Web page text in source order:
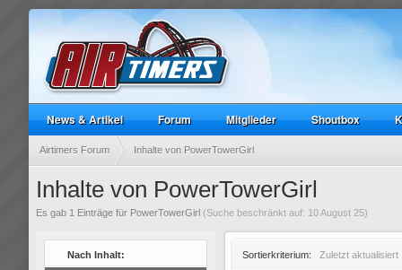
News & Artikel Forum Mitglieder Shoutbox
Airtimers Forum Inhalte von PowerTowerGirl
Inhalte von PowerTowerGirl
Es gab 1 Einträge für PowerTowerGirl (Suche beschränkt auf: 10 August 25)
Nach Inhalt: Sortierkriterium: Zuletzt aktualisiert